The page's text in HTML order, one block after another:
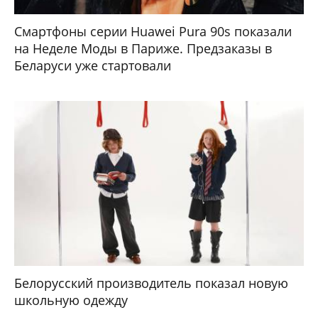
Смартфоны серии Huawei Pura 90s показали
на Неделе Моды в Париже. Предзаказы в
Беларуси уже стартовали
Белорусский производитель показал новую
школьную одежду